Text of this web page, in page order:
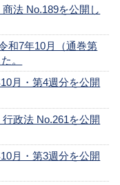
法 No.189を公開し
和7年10月（通巻第
。
月・第4週分を公開
政法 No.261を公開
月・第3週分を公開